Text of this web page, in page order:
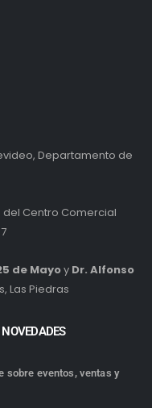
Departamento de
del Centro Comercial
de Mayoy Dr. Alfonso
Las Piedras
sobre eventos, ventas y